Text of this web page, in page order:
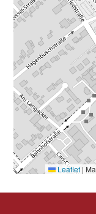
Leaflet |